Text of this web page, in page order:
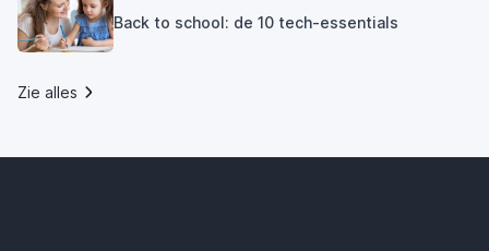
Back to school: de 10 tech-essentials
Zie alles